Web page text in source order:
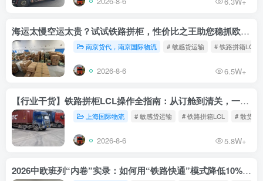
海运太慢空运太贵？试试铁路拼柜，性价比之王助您稳抓欧洲市场
南京货代，南京国际物流 # 敏感货运输 # 铁路拼箱LCL
2026-8-6 6.5W+
【行业干货】铁路拼柜LCL操作全指南：从订舱到清关，一文读懂
上海国际物流 # 敏感货运输 # 铁路拼箱LCL # 散货铁
2026-8-6 5.8W+
2026中欧班列“内卷”实录：如何用“铁路快通”模式降低10%物流成本？